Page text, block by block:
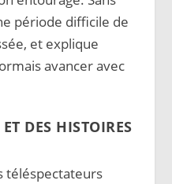
période difficile de
et explique
avancer avec
DES HISTOIRES
téléspectateurs